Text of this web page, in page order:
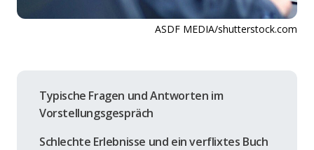
ASDF MEDIA/shutterstock.com
Typische Fragen und Antworten im
Vorstellungsgespräch
Schlechte Erlebnisse und ein verflixtes Buch